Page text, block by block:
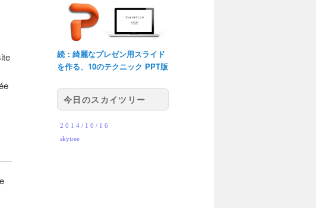
続：綺麗なプレゼン用スライド
を作る、10のテクニック PPT版
今日のスカイツリー